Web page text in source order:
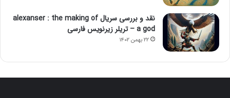
نقد و بررسی سریال alexanser : the making of
a god – تریلر زیرنویس فارسی
۲۲ بهمن ۱۴۰۲